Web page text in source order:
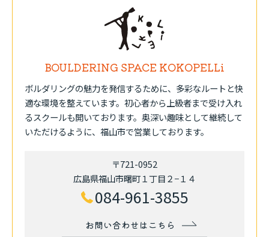
BOULDERING SPACE KOKOPELLi
ボルダリングの魅力を発信するために、多彩なルートと快
適な環境を整えています。初心者から上級者まで受け入れ
るスクールも開いております。奥深い趣味として継続して
いただけるように、福山市で営業しております。
〒721-0952
広島県福山市曙町１丁目２−１４
084-961-3855
お問い合わせはこちら